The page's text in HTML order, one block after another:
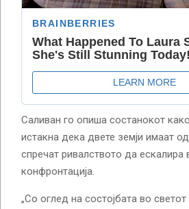
Саливан го опиша состанокот
истакна дека двете земји имаат
спречат ривалството да ескалира
конфронтација.
„Со оглед на состојбата во